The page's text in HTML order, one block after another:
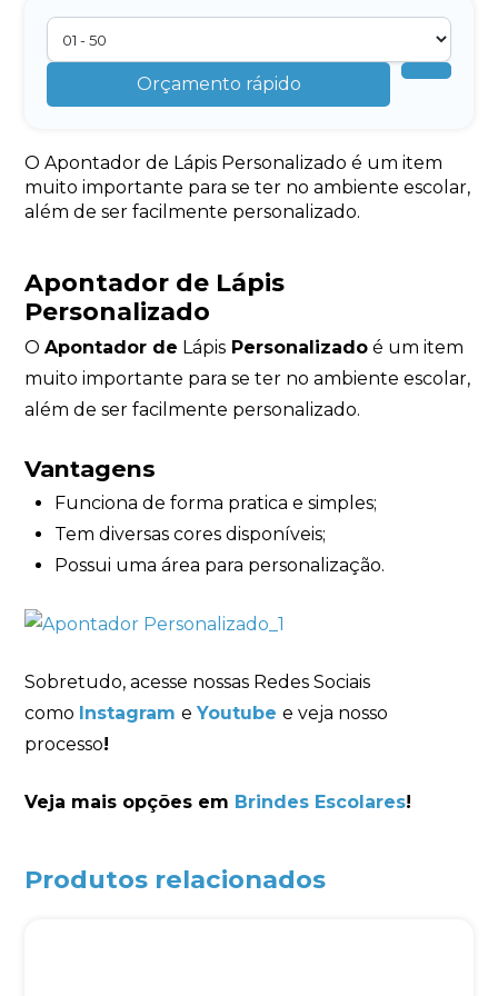
Orçamento rápido
O Apontador de Lápis Personalizado é um item
muito importante para se ter no ambiente escolar,
além de ser facilmente personalizado.
Apontador de Lápis
Personalizado
OApontador de Lápis Personalizado é um item
muito importante para se ter no ambiente escolar,
além de ser facilmente personalizado.
Vantagens
Funciona de forma pratica e simples;
Tem diversas cores disponíveis;
Possui uma área para personalização.
Sobretudo, acesse nossas Redes Sociais
como Instagram eYoutube e veja nosso
processo!
Veja mais opções em Brindes Escolares!
Produtos relacionados